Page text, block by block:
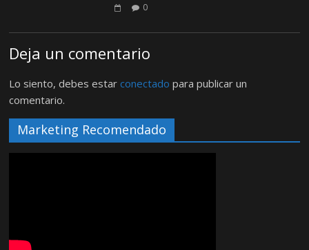
0
Deja un comentario
Lo siento, debes estarconectado para publicar un
comentario.
Marketing Recomendado